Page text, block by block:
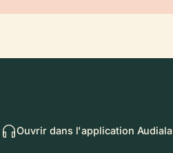
Ouvrir dans l'application Audiala